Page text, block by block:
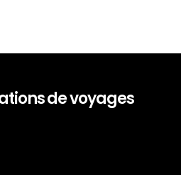
de voyages